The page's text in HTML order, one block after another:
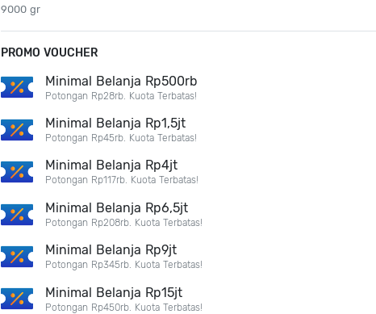
9000 gr
PROMO VOUCHER
Minimal Belanja Rp500rb
Potongan Rp28rb. Kuota Terbatas!
Minimal Belanja Rp1,5jt
Potongan Rp45rb. Kuota Terbatas!
Minimal Belanja Rp4jt
Potongan Rp117rb. Kuota Terbatas!
Minimal Belanja Rp6,5jt
Potongan Rp208rb. Kuota Terbatas!
Minimal Belanja Rp9jt
Potongan Rp345rb. Kuota Terbatas!
Minimal Belanja Rp15jt
Potongan Rp450rb. Kuota Terbatas!